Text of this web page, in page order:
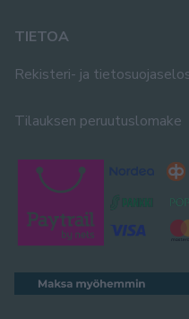
TIETOA
Rekisteri- ja
Tilauksen peruutuslomake